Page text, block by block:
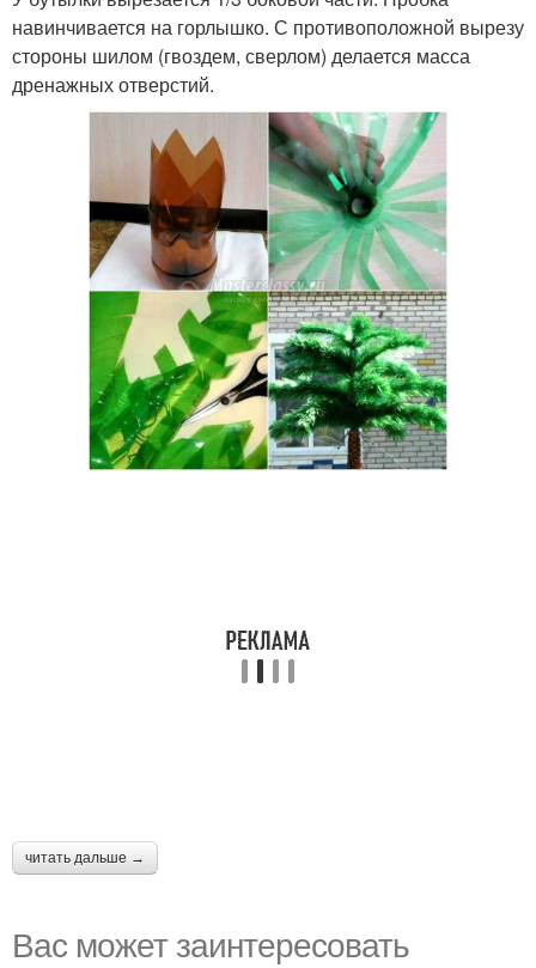
навинчивается на горлышко. С противоположной вырезу
стороны шилом (гвоздем, сверлом) делается масса
дренажных отверстий.
читать дальше →
Вас может заинтересовать